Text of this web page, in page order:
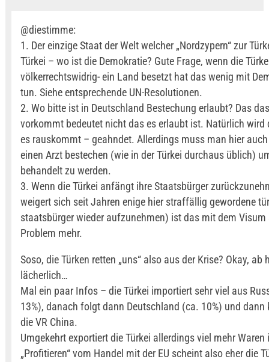
@diestimme:
1. Der einzige Staat der Welt welcher „Nordzypern“ zur
Türkei – wo ist die Demokratie? Gute Frage, wenn die
völkerrechtswidrig- ein Land besetzt hat das wenig mit
tun. Siehe entsprechende UN-Resolutionen.
2. Wo bitte ist in Deutschland Bestechung erlaubt? Das
vorkommt bedeutet nicht das es erlaubt ist. Natürlich wird
es rauskommt – geahndet. Allerdings muss man hier
einen Arzt bestechen (wie in der Türkei durchaus üblich)
behandelt zu werden.
3. Wenn die Türkei anfängt ihre Staatsbürger
weigert sich seit Jahren enige hier straffällig gewordene
staatsbürger wieder aufzunehmen) ist das mit dem
Problem mehr.
Soso, die Türken retten „uns“ also aus der Krise? Okay, ab
lächerlich…
Mal ein paar Infos – die Türkei importiert sehr viel aus
13%), danach folgt dann Deutschland (ca. 10%) und
die VR China.
Umgekehrt exportiert die Türkei allerdings viel mehr Waren
„Profitieren“ vom Handel mit der EU scheint also eher die